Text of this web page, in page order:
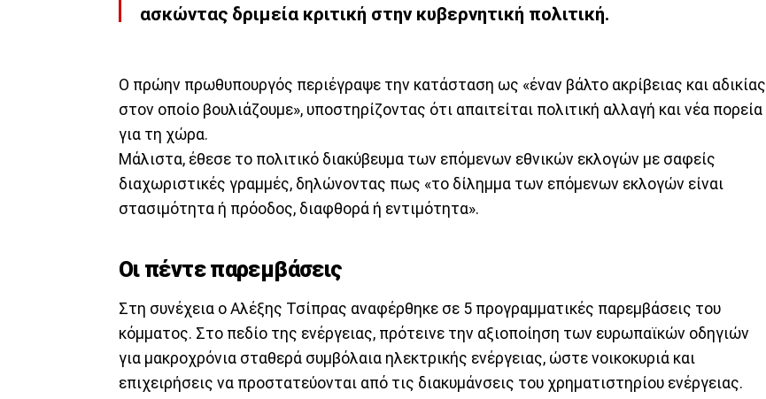
ασκώντας δριμεία κριτική στην κυβερνητική πολιτική.
Ο πρώην πρωθυπουργός περιέγραψε την κατάσταση ως «έναν βάλτο ακρίβειας και αδικίας
στον οποίο βουλιάζουμε», υποστηρίζοντας ότι απαιτείται πολιτική αλλαγή και νέα πορεία
για τη χώρα.
Μάλιστα, έθεσε το πολιτικό διακύβευμα των επόμενων εθνικών εκλογών με σαφείς
διαχωριστικές γραμμές, δηλώνοντας πως «το δίλημμα των επόμενων εκλογών είναι
στασιμότητα ή πρόοδος, διαφθορά ή εντιμότητα».
Οι πέντε παρεμβάσεις
Στη συνέχεια ο Αλέξης Τσίπρας αναφέρθηκε σε 5 προγραμματικές παρεμβάσεις του
κόμματος. Στο πεδίο της ενέργειας, πρότεινε την αξιοποίηση των ευρωπαϊκών οδηγιών
για μακροχρόνια σταθερά συμβόλαια ηλεκτρικής ενέργειας, ώστε νοικοκυριά και
επιχειρήσεις να προστατεύονται από τις διακυμάνσεις του χρηματιστηρίου ενέργειας.